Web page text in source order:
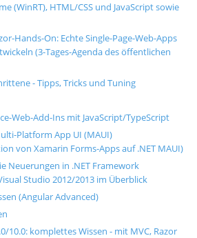
(WinRT), HTML/CSS und JavaScript sowie
Hands-On: Echte Single-Page-Web-Apps
(3-Tages-Agenda des öffentlichen
- Tipps, Tricks und Tuning
Web-Add-Ins mit JavaScript/TypeScript
Platform App UI (MAUI)
von Xamarin Forms-Apps auf .NET MAUI)
Neuerungen in .NET Framework
Studio 2012/2013 im Überblick
(Angular Advanced)
10.0: komplettes Wissen - mit MVC, Razor